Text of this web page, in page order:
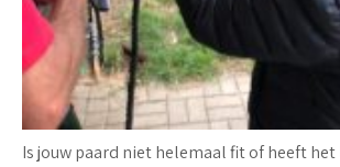
Is jouw paard niet helemaal fit of heeft het